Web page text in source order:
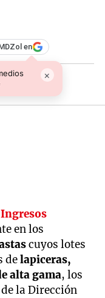
en
×
en los
cuyos lotes
delapiceras,
alta gama, los
la Dirección